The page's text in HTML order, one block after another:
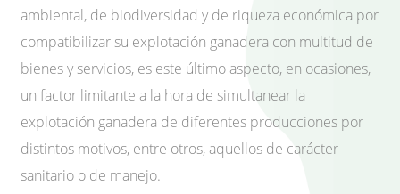
ambiental, de biodiversidad y de riqueza económica por
compatibilizar su explotación ganadera con multitud de
bienes y servicios, es este último aspecto, en ocasiones,
un factor limitante a la hora de simultanear la
explotación ganadera de diferentes producciones por
distintos motivos, entre otros, aquellos de carácter
sanitario o de manejo.